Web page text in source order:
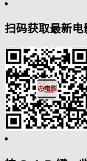
扫码获取最新电